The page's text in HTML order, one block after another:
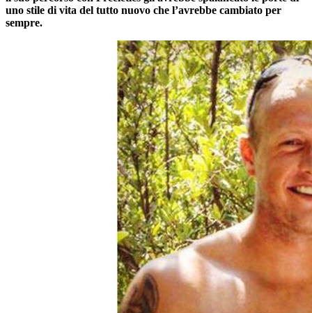
uno stile di vita del tutto nuovo che l’avrebbe cambiato per
sempre.